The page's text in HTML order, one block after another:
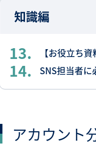
知識編
13. 【お役立ち
14. SNS担当者
アカウント